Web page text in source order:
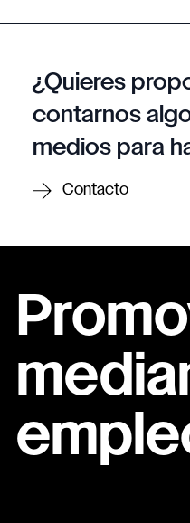
¿Quieres
contarnos
medios para
Contacto